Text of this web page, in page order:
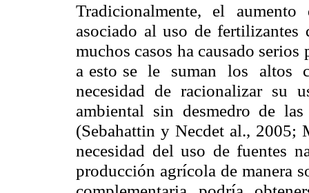
Tradicionalmente, el
asociado al uso de
muchos casos ha causado
a esto se le suman los altos
necesidad de racionalizar su
ambiental sin desmedro de
(Sebahattin y Necdet al., 2005;
necesidad del uso de fuentes
producción agrícola de manera